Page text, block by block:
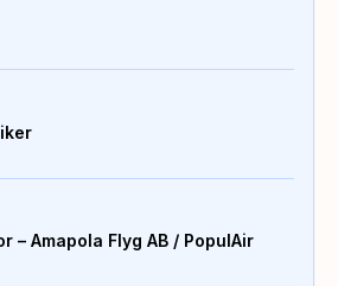
– Amapola Flyg AB / PopulAir